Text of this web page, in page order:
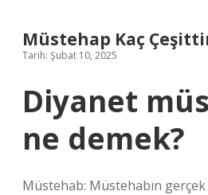
Müstehap Kaç
Tarih: Şubat 10, 2025
Diyanet
ne demek?
Müstehab: Müstehabın